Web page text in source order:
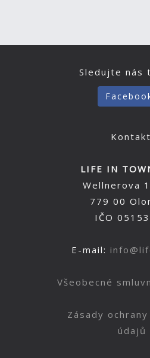
Sledujte nás
LIFE IN
Wellnerova
779 00
IČO
E-mail:
Všeobecné
Zásady
údajů